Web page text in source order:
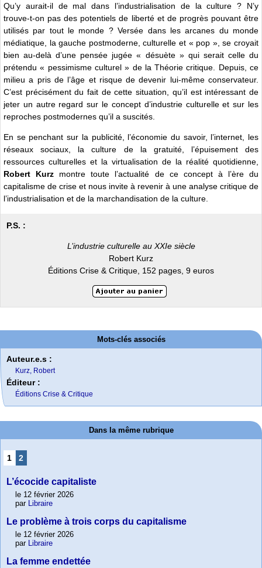
Qu’y aurait-il de mal dans l’industrialisation de la culture ? N’y
trouve-t-on pas des potentiels de liberté et de progrès pouvant être
utilisés par tout le monde ? Versée dans les arcanes du monde
médiatique, la gauche postmoderne, culturelle et « pop », se croyait
bien au-delà d’une pensée jugée « désuète » qui serait celle du
prétendu « pessimisme culturel » de la Théorie critique. Depuis, ce
milieu a pris de l’âge et risque de devenir lui-même conservateur.
C’est précisément du fait de cette situation, qu’il est intéressant de
jeter un autre regard sur le concept d’industrie culturelle et sur les
reproches postmodernes qu’il a suscités.
En se penchant sur la publicité, l’économie du savoir, l’internet, les
réseaux sociaux, la culture de la gratuité, l’épuisement des
ressources culturelles et la virtualisation de la réalité quotidienne,
Robert Kurz montre toute l’actualité de ce concept à l’ère du
capitalisme de crise et nous invite à revenir à une analyse critique de
l’industrialisation et de la marchandisation de la culture.
P.S. :
L’industrie culturelle au XXIe siècle
Robert Kurz
Éditions Crise & Critique, 152 pages, 9 euros
Mots-clés associés
Auteur.e.s :
Kurz, Robert
Éditeur :
Éditions Crise & Critique
Dans la même rubrique
1 2
L’écocide capitaliste
le 12 février 2026
par Libraire
Le problème à trois corps du capitalisme
le 12 février 2026
par Libraire
La femme endettée